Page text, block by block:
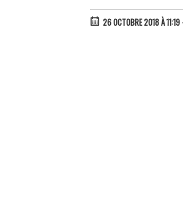
26 OCTOBRE 2018 À 11:19